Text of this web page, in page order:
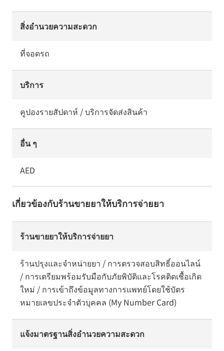
สิ่งอำนวยความสะดวก
ที่จอดรถ
บริการ
คูปองรายสัปดาห์ / บริการจัดส่งสินค้า
อื่น ๆ
AED
เกี่ยวข้องกับร้านขายยาให้บริการจ่ายยา
ร้านขายยาให้บริการจ่ายยา
ร้านปรุงและจำหน่ายยา / การตรวจสอบสิทธิ์ออนไลน์
/ การเตรียมพร้อมรับมือกับภัยพิบัติและโรคติดเชื้อเกิด
ใหม่ / การเข้าถึงข้อมูลทางการแพทย์โดยใช้บัตร
หมายเลขประจำตัวบุคคล (My Number Card)
แจ้งมาตรฐานสิ่งอำนวยความสะดวก